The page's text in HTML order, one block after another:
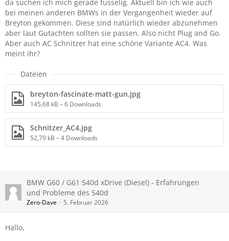
da suchen ich mich gerade fusselig. Aktuell bin ich wie auch
bei meinen anderen BMWs in der Vergangenheit wieder auf
Breyton gekommen. Diese sind natürlich wieder abzunehmen
aber laut Gutachten sollten sie passen. Also nicht Plug and Go.
Aber auch AC Schnitzer hat eine schöne Variante AC4. Was
meint ihr?
Dateien
breyton-fascinate-matt-gun.jpg
145,68 kB – 6 Downloads
Schnitzer_AC4.jpg
52,79 kB – 4 Downloads
BMW G60 / G61 540d xDrive (Diesel) - Erfahrungen
und Probleme des 540d
Zero-Dave 5. Februar 2026
Hallo,